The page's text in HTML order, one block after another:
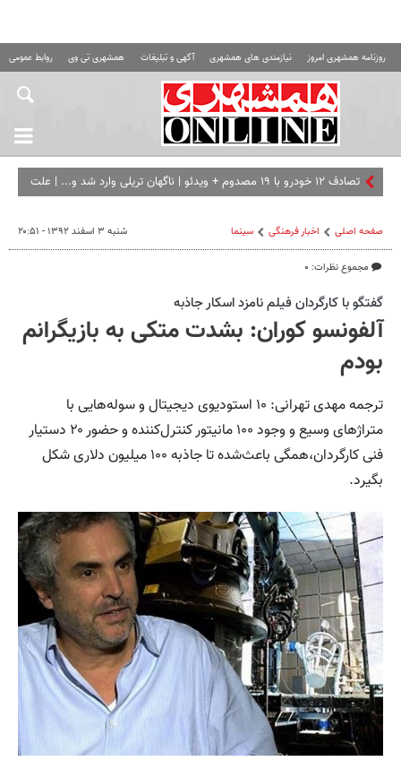
روزنامه همشهری امروز نیازمندی های همشهری آگهی و تبلیغات همشهری تی وی روابط عمومی
تصادف ۱۲ خودرو با ۱۹ مصدوم + ویدئو | ناگهان تریلی وارد شد و... | علت
صفحه اصلی اخبار فرهنگی سینما
مجموع نظرات: ۰
شنبه ۳ اسفند ۱۳۹۲ - ۲۰:۵۱
گفتگو با كارگردان فيلم نامزد اسكار جاذبه
آلفونسو کوران: بشدت متکی به بازیگرانم
بودم
ترجمه مهدی تهرانی‌:‌ ۱۰ استودیوی دیجیتال و سوله‌هایی با
متراژ‌های وسیع و وجود ۱۰۰ مانیتور کنترل‌کننده و حضور ۲۰ دستیار
فنی کارگردان،همگی باعث‌شده تا جاذبه ۱۰۰ میلیون دلاری شکل
بگیرد.